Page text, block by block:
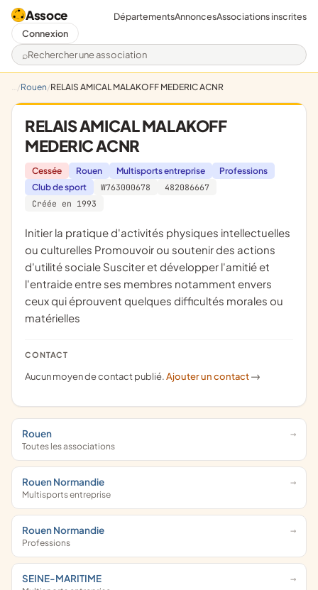
Assoce
Rechercher une association
DépartementsAnnoncesAssociations inscrites
Connexion
Rouen RELAIS AMICAL MALAKOFF MEDERIC ACNR
RELAIS AMICAL MALAKOFF
MEDERIC ACNR
Cessée Rouen Multisports entreprise
Professions
Club de sport
W763000678
482086667
Créée en 1993
Initier la pratique d'activités physiques intellectuelles
ou culturelles Promouvoir ou soutenir des actions
d'utilité sociale Susciter et développer l'amitié et
l'entraide entre ses membres notamment envers
ceux qui éprouvent quelques difficultés morales ou
matérielles
CONTACT
Aucun moyen de contact publié.Ajouter un contact ->
Rouen
Toutes les associations
Rouen Normandie
Multisports entreprise
Rouen Normandie
Professions
SEINE-MARITIME